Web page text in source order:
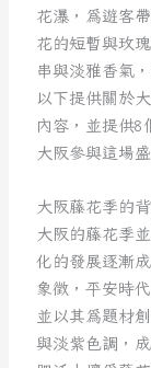
花瀑，為遊客
花的短暫與玫瑰
串與淡雅香氣
以下提供關於
內容，並提供8
大阪參與這場盛
大阪藤花季的
大阪的藤花季
化的發展逐漸
象徵，平安時
並以其為題材
與淡紫色調，